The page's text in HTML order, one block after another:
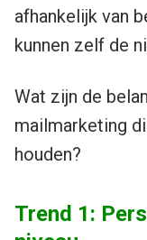
afhankelijk van
kunnen zelf de
Wat zijn de
mailmarketing
houden?
Trend 1: